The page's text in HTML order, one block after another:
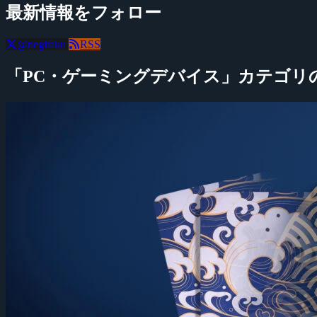
最新情報をフォロー
@negitaku RSS
「PC・ゲーミングデバイス」カテゴリ